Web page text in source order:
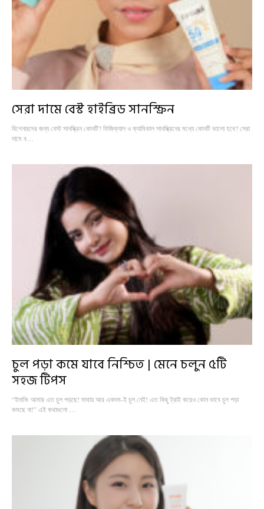
সেরা দামে বেস্ট হাইব্রিড সানস্ক্রিন
বিগেনারদের জন্য বেস্ট সানস্ক্রিন কোনটি? ফিজিক্যাল ও ক্যামিকাল সানস্ক্রিনের মধ্যে কোনটি ভালো হবে? সেরা
দামে ব…
চুল পড়া কমে যাবে নিশ্চিত | মেনে চলুন ৫টি
সহজ টিপস
“ইদানিং আমার এত চুল পড়ছে! মাথায় আর একদম-ই চুল নেই! এত কিছু ট্রাই করেও কোন ভাবে চুল পড়া
কমছে না!” এই কথাগুলো …